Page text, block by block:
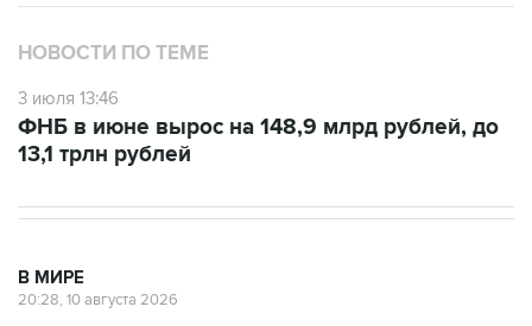
НОВОСТИ ПО ТЕМЕ
3 июля 13:46
ФНБ в июне вырос на 148,9 млрд рублей, до
13,1 трлн рублей
В МИРЕ
20:28, 10 августа 2026